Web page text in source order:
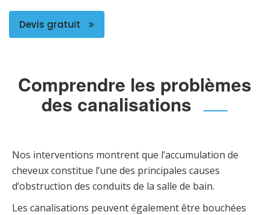
Devis gratuit
Comprendre les problèmes
des canalisations
Nos interventions montrent que l’accumulation de
cheveux constitue l’une des principales causes
d’obstruction des conduits de la salle de bain.
Les canalisations peuvent également être bouchées